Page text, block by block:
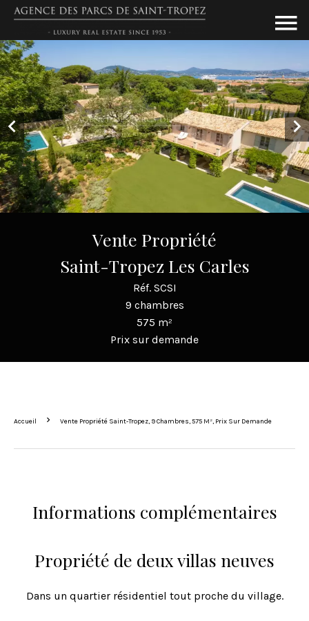
Vente Propriété
Saint-Tropez Les Carles
Réf. SCSI
9 chambres
575 m²
Prix sur demande
Accueil Vente Propriété Saint-Tropez, 9 Chambres, 575 M², Prix Sur Demande
Informations complémentaires
Propriété de deux villas neuves
Dans un quartier résidentiel tout proche du village.